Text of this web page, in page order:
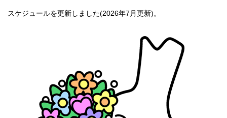
スケジュールを更新しました(2026年7月更新)。